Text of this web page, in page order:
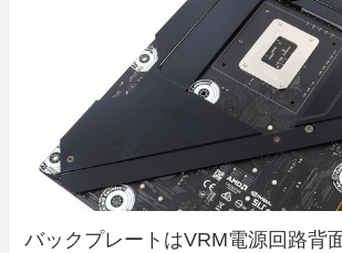
バックプレートはVRM電源回路背